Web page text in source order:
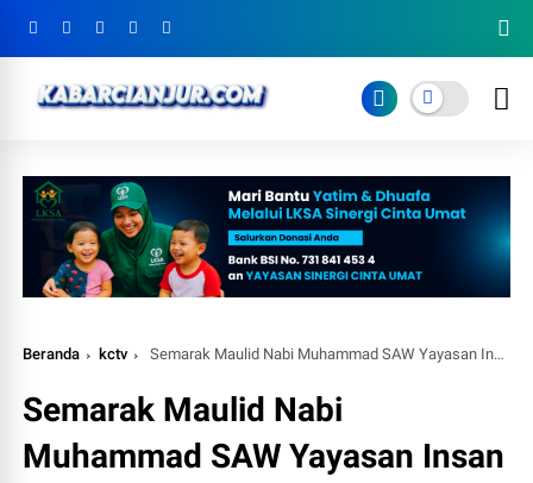
Beranda kctv Semarak Maulid Nabi Muhammad SAW Yayasan Insan Amanah
Semarak Maulid Nabi
Muhammad SAW Yayasan Insan